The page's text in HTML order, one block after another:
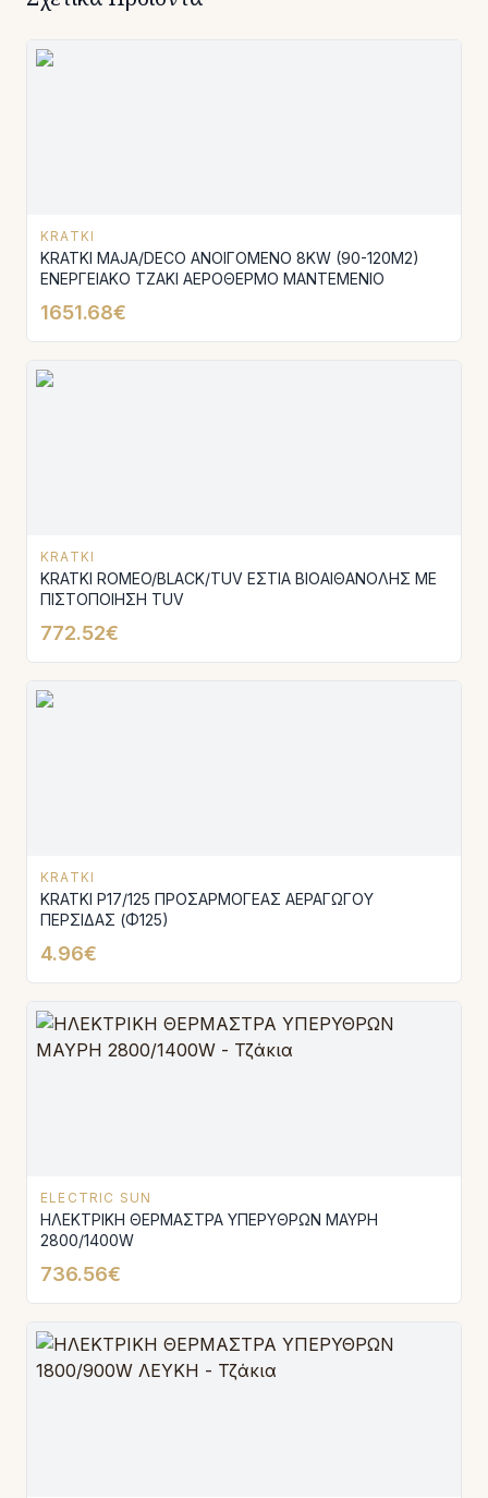
KRATKI
KRATKI MAJA/DECO ΑΝΟΙΓΟΜΕΝΟ 8KW (90-120M2)
ΕΝΕΡΓΕΙΑΚΟ ΤΖΑΚΙ ΑΕΡΟΘΕΡΜΟ ΜΑΝΤΕΜΕΝΙΟ
1651.68€
KRATKI
KRATKI ROMEO/BLACK/TUV ΕΣΤΙΑ ΒΙΟΑΙΘΑΝΟΛΗΣ ΜΕ
ΠΙΣΤΟΠΟΙΗΣΗ TUV
772.52€
KRATKI
KRATKI P17/125 ΠΡΟΣΑΡΜΟΓΕΑΣ ΑΕΡΑΓΩΓΟΥ
ΠΕΡΣΙΔΑΣ (Φ125)
4.96€
ELECTRIC SUN
ΗΛΕΚΤΡΙΚΗ ΘΕΡΜΑΣΤΡΑ ΥΠΕΡΥΘΡΩΝ ΜΑΥΡΗ
2800/1400W
736.56€